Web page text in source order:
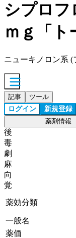
シプロフ
ｍｇ「ト
ニューキノロン系
記事 ツール
ログイン 新規登録
薬剤情報
後
毒
劇
麻
向
覚
薬効分類
一般名
薬価